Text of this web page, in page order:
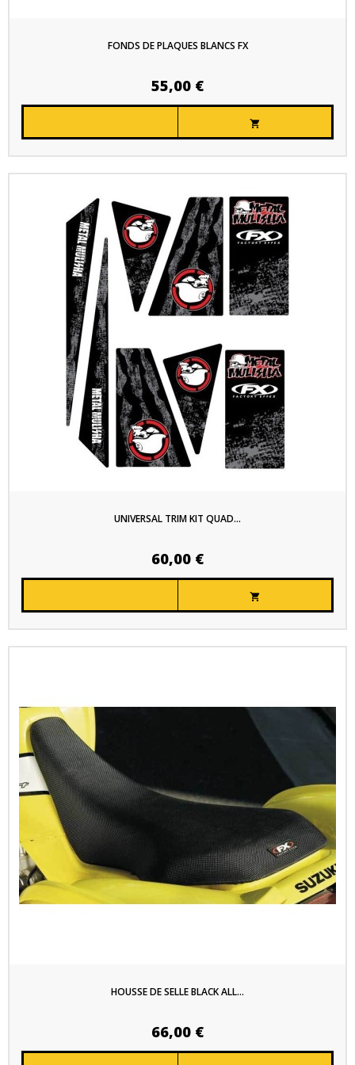
FONDS DE PLAQUES BLANCS FX
55,00 €

UNIVERSAL TRIM KIT QUAD...
60,00 €

HOUSSE DE SELLE BLACK ALL...
66,00 €